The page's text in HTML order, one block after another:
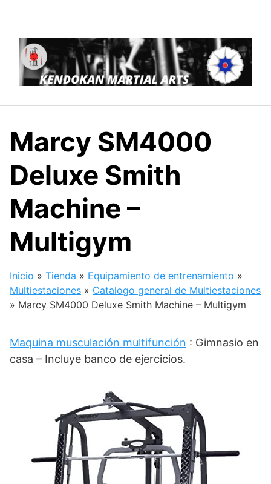
contenido
Marcy SM4000
Deluxe Smith
Machine –
Multigym
Inicio » Tienda » Equipamiento de entrenamiento »
Multiestaciones » Catalogo general de Multiestaciones
» Marcy SM4000 Deluxe Smith Machine – Multigym
Maquina musculación multifunción : Gimnasio en
casa – Incluye banco de ejercicios.